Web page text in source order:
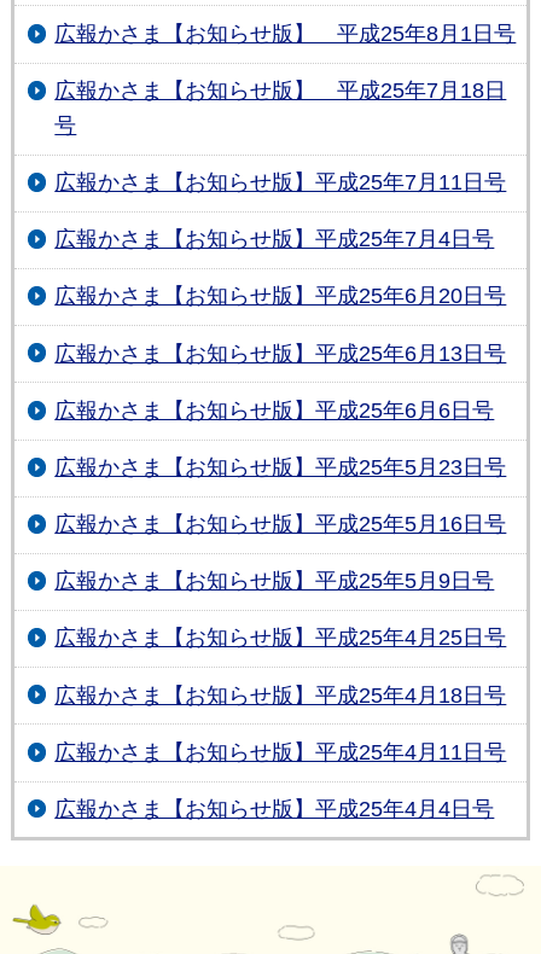
広報かさま【お知らせ版】 平成25年8月1日号
広報かさま【お知らせ版】 平成25年7月18日
号
広報かさま【お知らせ版】平成25年7月11日号
広報かさま【お知らせ版】平成25年7月4日号
広報かさま【お知らせ版】平成25年6月20日号
広報かさま【お知らせ版】平成25年6月13日号
広報かさま【お知らせ版】平成25年6月6日号
広報かさま【お知らせ版】平成25年5月23日号
広報かさま【お知らせ版】平成25年5月16日号
広報かさま【お知らせ版】平成25年5月9日号
広報かさま【お知らせ版】平成25年4月25日号
広報かさま【お知らせ版】平成25年4月18日号
広報かさま【お知らせ版】平成25年4月11日号
広報かさま【お知らせ版】平成25年4月4日号